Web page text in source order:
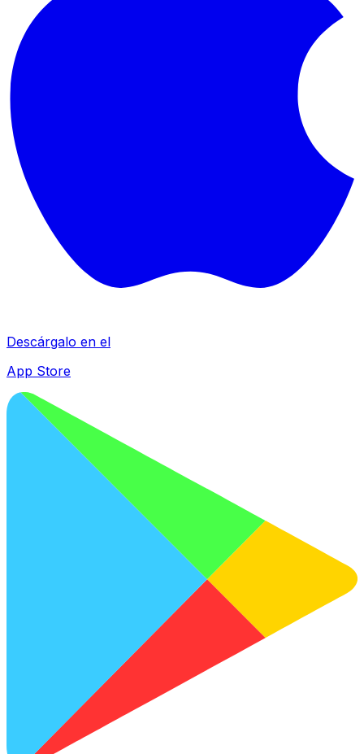
Descárgalo en el
App Store